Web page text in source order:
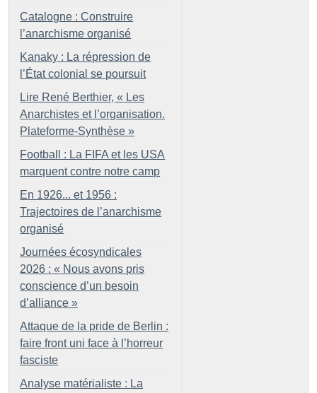
Catalogne : Construire
l’anarchisme organisé
Kanaky : La répression de
l’État colonial se poursuit
Lire René Berthier, « Les
Anarchistes et l’organisation.
Plateforme-Synthèse »
Football : La FIFA et les USA
marquent contre notre camp
En 1926... et 1956 :
Trajectoires de l’anarchisme
organisé
Journées écosyndicales
2026 : « Nous avons pris
conscience d’un besoin
d’alliance »
Attaque de la pride de Berlin :
faire front uni face à l’horreur
fasciste
Analyse matérialiste : La